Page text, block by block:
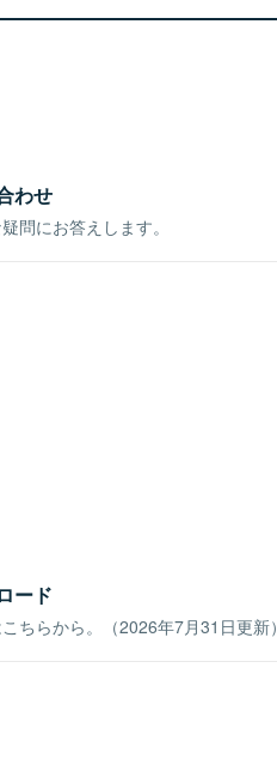
わせ
問にお答えします。
ード
ちらから。（2026年7月31日更新）